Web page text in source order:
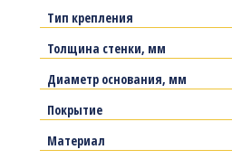
Тип крепления
Толщина стенки, мм
Диаметр основания, мм
Покрытие
Материал